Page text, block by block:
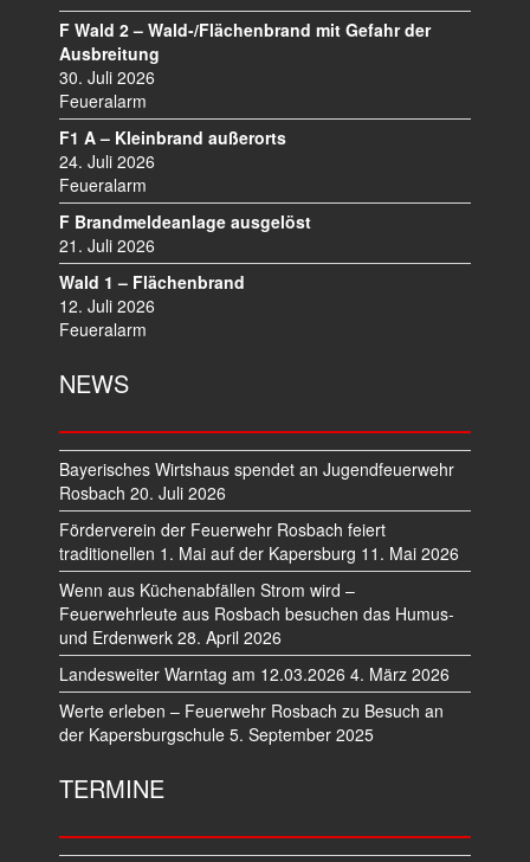
F Wald 2 – Wald-/Flächenbrand mit Gefahr der
Ausbreitung
30. Juli 2026
Feueralarm
F1 A – Kleinbrand außerorts
24. Juli 2026
Feueralarm
F Brandmeldeanlage ausgelöst
21. Juli 2026
Wald 1 – Flächenbrand
12. Juli 2026
Feueralarm
NEWS
Bayerisches Wirtshaus spendet an Jugendfeuerwehr
Rosbach 20. Juli 2026
Förderverein der Feuerwehr Rosbach feiert
traditionellen 1. Mai auf der Kapersburg 11. Mai 2026
Wenn aus Küchenabfällen Strom wird –
Feuerwehrleute aus Rosbach besuchen das Humus-
und Erdenwerk 28. April 2026
Landesweiter Warntag am 12.03.2026 4. März 2026
Werte erleben – Feuerwehr Rosbach zu Besuch an
der Kapersburgschule 5. September 2025
TERMINE